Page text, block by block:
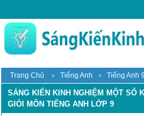
Trang Chủ › Tiếng Anh › Tiếng Anh 9
SÁNG KIẾN KINH NGHIỆM MỘT SỐ
GIỎI MÔN TIẾNG ANH LỚP 9